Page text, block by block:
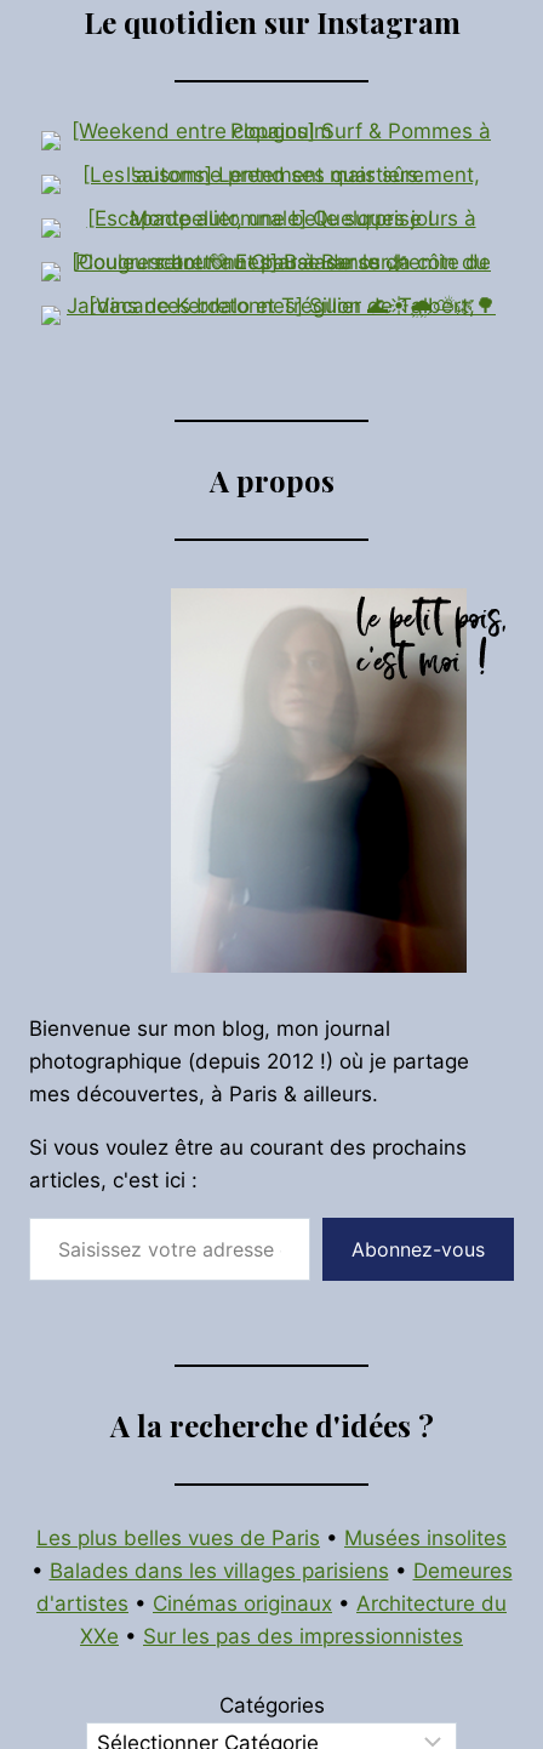
Le quotidien sur Instagram
A propos
Bienvenue sur mon blog, mon journal
photographique (depuis 2012 !) où je partage
mes découvertes, à Paris & ailleurs.
Si vous voulez être au courant des prochains
articles, c'est ici :
Saisissez votre adresse e-mail…
Abonnez-vous
A la recherche d'idées ?
Les plus belles vues de Paris • Musées insolites
• Balades dans les villages parisiens • Demeures
d'artistes • Cinémas originaux • Architecture du
XXe • Sur les pas des impressionnistes
Catégories